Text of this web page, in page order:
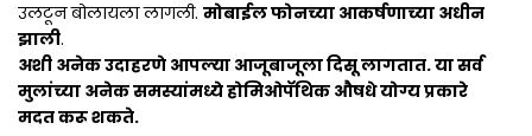
उलटून बोलायला लागली. मोबाईल फोनच्या आकर्षणाच्या अधीन
झाली.
अशी अनेक उदाहरणे आपल्या आजूबाजूला दिसू लागतात. या सर्व
मुलांच्या अनेक समस्यांमध्ये होमिओपॅथिक औषधे योग्य प्रकारे
मदत करू शकते.